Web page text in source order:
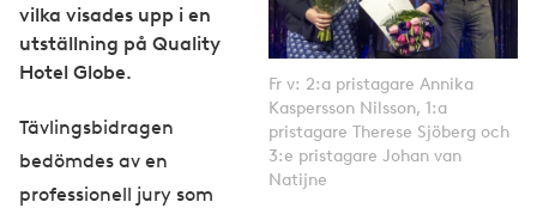
b
Fr v: 2:a pristagare Annika
Kaspersson Nilsson, 1:a
pristagare Therese Sjöberg och
3:e pristagare Johan van
Natijne
vilka visades upp i en
utställning på Quality
Hotel Globe.
Tävlingsbidragen
bedömdes av en
professionell jury som